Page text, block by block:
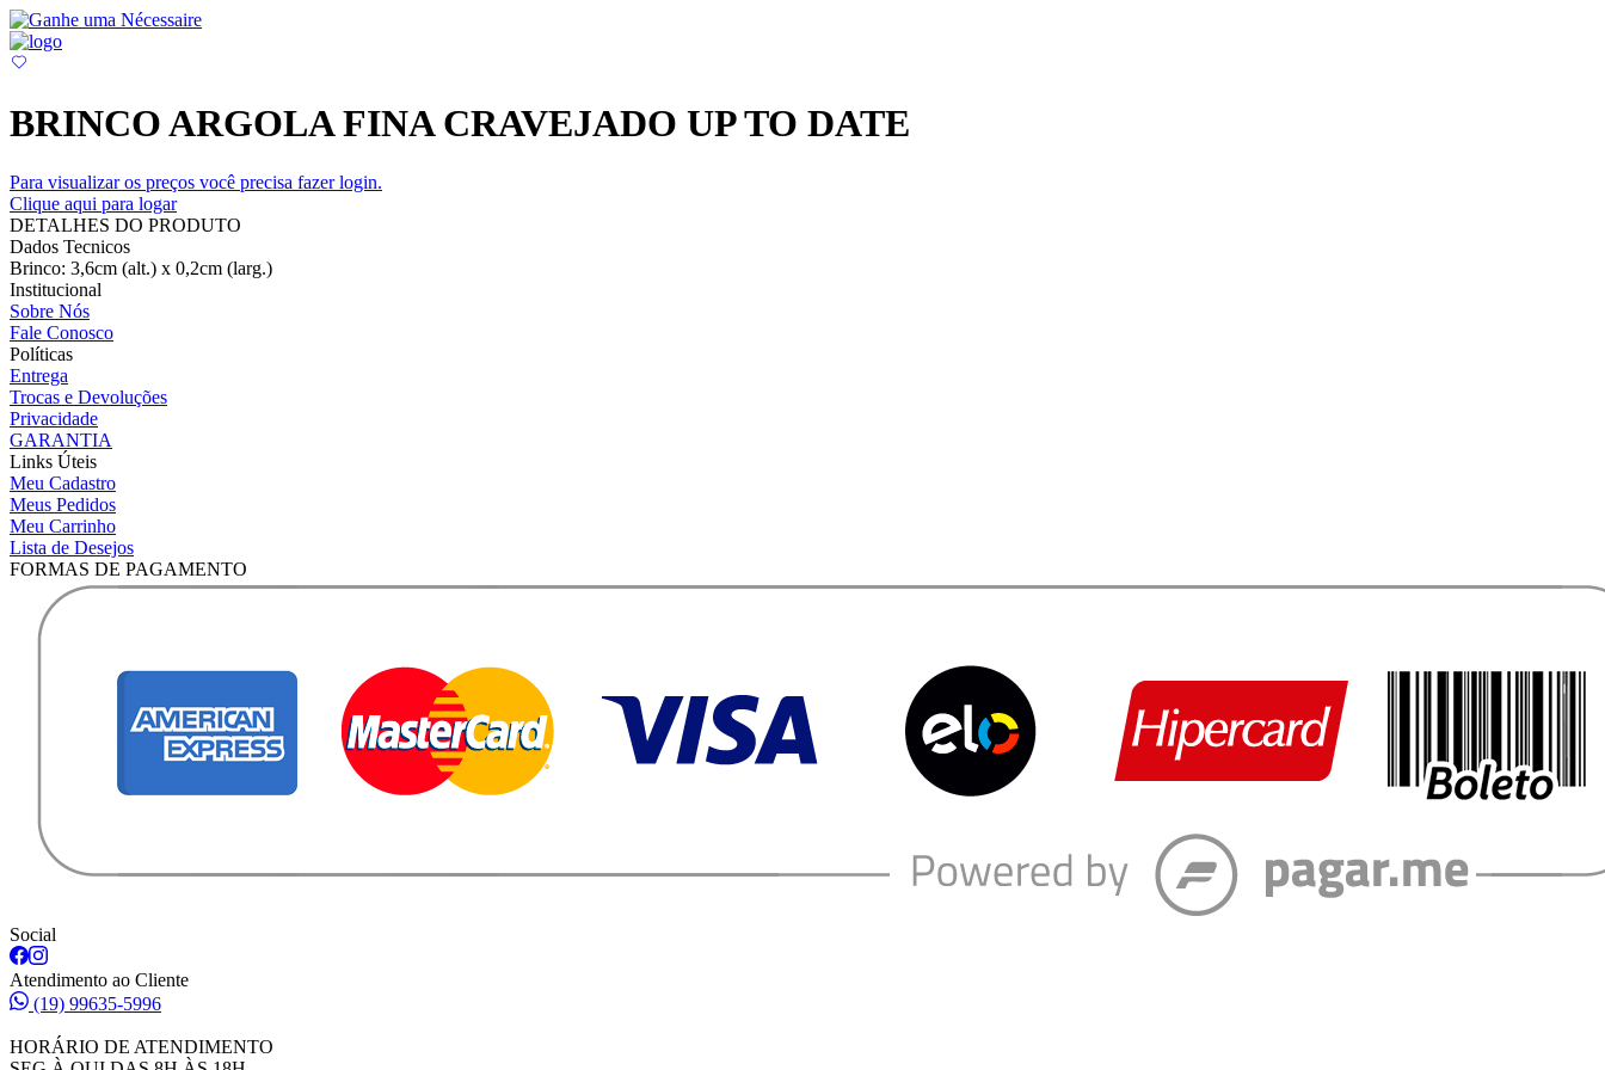
BRINCO ARGOLA FINA CRAVEJADO UP TO DATE
Para visualizar os preços você precisa fazer login.
Clique aqui para logar
DETALHES DO PRODUTO
Dados Tecnicos
Brinco: 3,6cm (alt.) x 0,2cm (larg.)
Institucional
Sobre Nós
Fale Conosco
Políticas
Entrega
Trocas e Devoluções
Privacidade
GARANTIA
Links Úteis
Meu Cadastro
Meus Pedidos
Meu Carrinho
Lista de Desejos
FORMAS DE PAGAMENTO
Social
Atendimento ao Cliente
(19) 99635-5996
HORÁRIO DE ATENDIMENTO